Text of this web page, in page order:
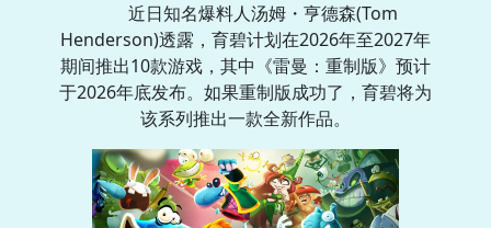
近日知名爆料人汤姆・亨德森(Tom
Henderson)透露，育碧计划在2026年至2027年
期间推出10款游戏，其中《雷曼：重制版》预计
于2026年底发布。如果重制版成功了，育碧将为
该系列推出一款全新作品。